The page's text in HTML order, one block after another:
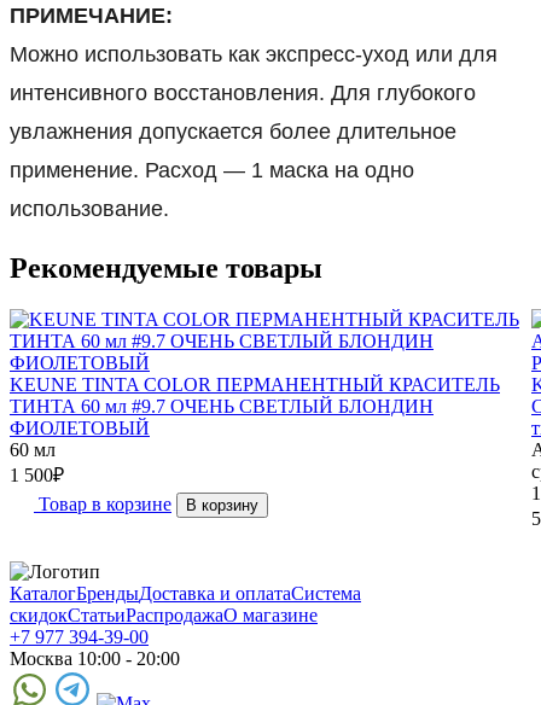
ПРИМЕЧАНИЕ:
Можно использовать как экспресс-уход или для
интенсивного восстановления. Для глубокого
увлажнения допускается более длительное
применение. Расход — 1 маска на одно
использование.
Рекомендуемые товары
KEUNE TINTA COLOR ПЕРМАНЕНТНЫЙ КРАСИТЕЛЬ
ТИНТА 60 мл #9.7 ОЧЕНЬ СВЕТЛЫЙ БЛОНДИН
ФИОЛЕТОВЫЙ
60 мл
1 500₽
Товар в корзине
В корзину
КаталогБрендыДоставка и оплатаСистема
скидокСтатьиРаспродажаО магазине
+7 977 394-39-00
Москва 10:00 - 20:00